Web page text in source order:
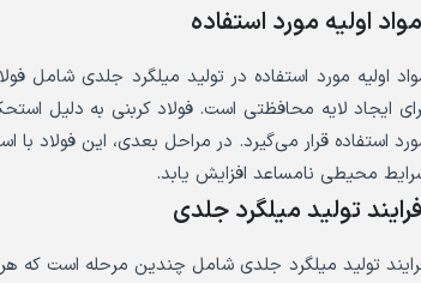
مواد اولیه مورد استفاده
اولیه مورد استفاده در تولید میلگرد جلدی شامل
ایجاد لایه محافظتی است. فولاد کربنی به دلیل
استفاده قرار می‌گیرد. در مراحل بعدی، این فولاد
محیطی نامساعد افزایش یابد.
فرایند تولید میلگرد جلدی
تولید میلگرد جلدی شامل چندین مرحله است که